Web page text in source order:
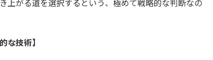
上がる道を選択するという、極めて戦略的な判断なの
な技術】